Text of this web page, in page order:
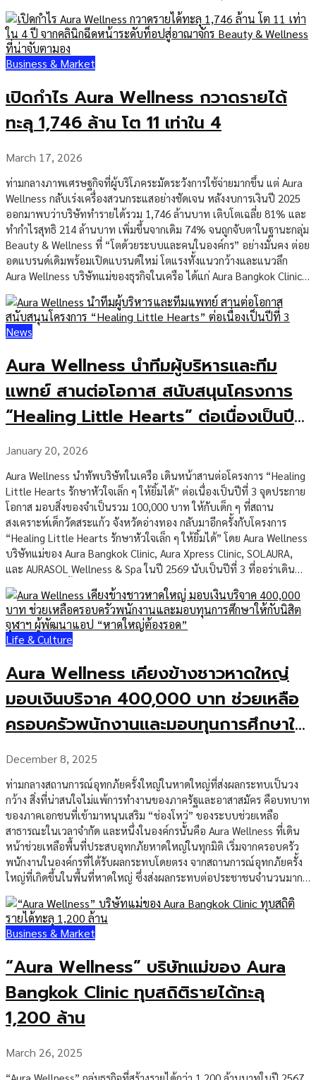
กับ “ประสบการณ์การทำงาน” มากกว่าการอยู่ระยะยาว ส่งผลให้องค์กร
จำนวนมากยังเผชิญโจทย์เดิม คือ “รับคนได้ แต่รักษาไว้ไม่ได้” โดย
McKinsey & Company ชี้ว่า ปัจจัยที่ทำให้พนักงานเลือกอยู่ต่อ คือโอกาส
ในการเติบโต งานที่มีความหมาย และองค์กรที่เข้าใจชีวิตของพนักงานจริง
คำถามสำคัญจึงไม่ใช่แค่ “จะจ้างคนเก่งยังไง” แต่คือ “จะทำยังไงให้คน
เก่งอยากเติบโตไปกับองค์กร” Gen Z ไม่ได้ลาออกจากงาน แต่ลาออกจาก
“คุณภาพชีวิตที่ไม่ใช่” Insight ที่หลายองค์กรอาจมองข้าม คือ Gen Z ไม่
ได้ “ไม่อดทน” แต่ “ไม่ประนีประนอม” […]
Business & Market
เปิดกำไร Aura Wellness กวาดรายได้
ทะลุ 1,746 ล้าน โต 11 เท่าใน 4
March 17, 2026
ท่ามกลางภาพเศรษฐกิจที่ผู้บริโภคระมัดระวังการใช้จ่ายมากขึ้น แต่ Aura
Wellness กลับเร่งเครื่องสวนกระแสอย่างชัดเจน หลังงบการเงินปี 2025
ออกมาพบว่าบริษัททำรายได้รวม 1,746 ล้านบาท เติบโตเฉลี่ย 81% และ
ทำกำไรสุทธิ 214 ล้านบาท เพิ่มขึ้นจากเดิม 74% จนถูกจับตาในฐานะกลุ่ม
Beauty & Wellness ที่ “โตด้วยระบบและคนในองค์กร” อย่างมั่นคง ต่อย
อดแบรนด์เดิมพร้อมเปิดแบรนด์ใหม่ โตแรงทั้งแนวกว้างและแนวลึก
Aura Wellness บริษัทแม่ของธุรกิจในเครือ ได้แก่ Aura Bangkok Clinic,
การเติบโตแบบ “หลายทาง ไม่พึ่งตลาดเดียว” ผ่านการต่อยอดแบรนด์
หลัก Aura Bangkok Clinic ที่รองรับทั้งลูกค้าชาวไทยและชาวต่างชาติ
ควบคู่กับการเปิดแบรนด์ใหม่ Aura Xpress เพื่อขยายการเข้าถึงฐานลูกค้า
News
Aura Wellness นำทีมผู้บริหารและทีม
แพทย์ สานต่อโอกาส สนับสนุนโครงการ
“Healing Little Hearts” ต่อเนื่องเป็นปีที่
3
January 20, 2026
Aura Wellness นำทัพบริษัทในเครือ เดินหน้าสานต่อโครงการ “Healing
Little Hearts รักษาหัวใจเล็ก ๆ ให้ยิ้มได้” ต่อเนื่องเป็นปีที่ 3 จุดประกาย
โอกาส มอบสิ่งของจำเป็นรวม 100,000 บาท ให้กับเด็ก ๆ ที่สถาน
สงเคราะห์เด็กวัดสระแก้ว จังหวัดอ่างทอง กลับมาอีกครั้งกับโครงการ
“Healing Little Hearts รักษาหัวใจเล็ก ๆ ให้ยิ้มได้” โดย Aura Wellness
บริษัทแม่ของ Aura Bangkok Clinic, Aura Xpress Clinic, SOLAURA,
และ AURASOL Wellness & Spa ในปี 2569 นับเป็นปีที่ 3 ที่ออร่าเดิน
หน้าส่งต่อรอยยิ้ม ขยายโอกาสให้กับเด็กและเยาวชนในสถานสงเคราะห์
เด็กวัดสระแก้ว จังหวัดอ่างทอง โครงการนี้ยังคงเดินหน้าต่อ เพราะทีมผู้
บริหาร Aura Wellness ทุกท่าน […]
Life & Culture
Aura Wellness เคียงข้างชาวหาดใหญ่
มอบเงินบริจาค 400,000 บาท ช่วยเหลือ
ครอบครัวพนักงานและมอบทุนการศึกษาให้
กับนิสิตจุฬาฯ ผู้พัฒนาแอป “หาดใหญ่ต้อง
รอด”
December 8, 2025
ท่ามกลางสถานการณ์อุทกภัยครั้งใหญ่ในหาดใหญ่ที่ส่งผลกระทบเป็นวง
กว้าง สิ่งที่น่าสนใจไม่แพ้การทำงานของภาครัฐและอาสาสมัคร คือบทบาท
ของภาคเอกชนที่เข้ามาหนุนเสริม “ช่องโหว่” ของระบบช่วยเหลือ
สาธารณะในเวลาจำกัด และหนึ่งในองค์กรนั้นคือ Aura Wellness ที่เดิน
หน้าช่วยเหลือพื้นที่ประสบอุทกภัยหาดใหญ่ในทุกมิติ เริ่มจากครอบครัว
พนักงานในองค์กรที่ได้รับผลกระทบโดยตรง จากสถานการณ์อุทกภัยครั้ง
ใหญ่ที่เกิดขึ้นในพื้นที่หาดใหญ่ ซึ่งส่งผลกระทบต่อประชาชนจำนวนมาก
รวมถึงครอบครัวของพนักงาน Aura Wellness หลายคน องค์กรจึงมอบ
เงินสนับสนุน 20,000 บาทต่อครอบครัว เพื่อใช้ซ่อมแซมบ้านเรือนและ
บรรเทาความเสียหายที่เกิดขึ้น ช่วยให้ทุกครอบครัวสามารถกลับมายืนได้
อย่างมั่นคงอีกครั้ง ความช่วยเหลือถูกขยายสู่ชุมชน โดยองค์กรได้จัดส่ง
ได้เร่งดำเนินการช่วยเหลืออย่างต่อเนื่องเพื่อบรรเทาความเดือดร้อนใน
เบื้องต้น โดยจัดส่งสิ่งของจำเป็นมูลค่า 100,000 บาท ลงพื้นที่เป็นการเร่ง
ด่วน เชิดชูเยาวชนไทย มอบทุนรวม 100,000 บาท แก่นิสิตจุฬาผู้พัฒนา
แอป “หาดใหญ่ต้องรอด” พร้อมเดินหน้าช่วยเหลือผู้ประสบอุทกภัยภาค
มหาวิทยาลัย ผู้พัฒนาแพลตฟอร์ม “หาดใหญ่ต้องรอด” ซึ่งเป็นระบบแจ้ง
Business & Market
“Aura Wellness” บริษัทแม่ของ Aura
Bangkok Clinic ทุบสถิติรายได้ทะลุ
1,200 ล้าน
March 26, 2025